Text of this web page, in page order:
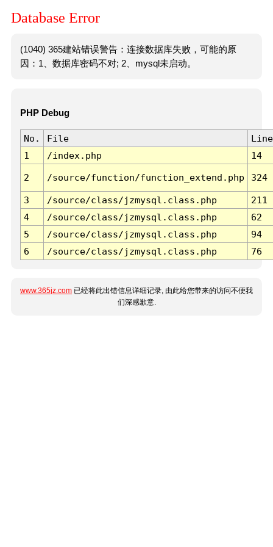
Database Error
(1040) 365建站错误警告：连接数据库失败，可能的原
因：1、数据库密码不对; 2、mysql未启动。
PHP Debug
No. File
Line
1
/index.php 14
2 /source/function/function_extend.php 324
3 /source/class/jzmysql.class.php
211
4
/source/class/jzmysql.class.php
62
5
/source/class/jzmysql.class.php
94
6
/source/class/jzmysql.class.php 76
www.365jz.com 已经将此出错信息详细记录, 由此给您带来的访问不便我
们深感歉意.